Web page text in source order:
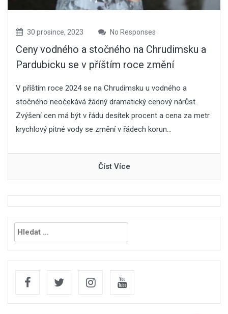
30 prosince, 2023 No Responses
Ceny vodného a stočného na Chrudimsku a
Pardubicku se v příštím roce změní
V příštím roce 2024 se na Chrudimsku u vodného a
stočného neočekává žádný dramatický cenový nárůst.
Zvýšení cen má být v řádu desítek procent a cena za metr
krychlový pitné vody se změní v řádech korun...
Číst Více
Vyhledávání